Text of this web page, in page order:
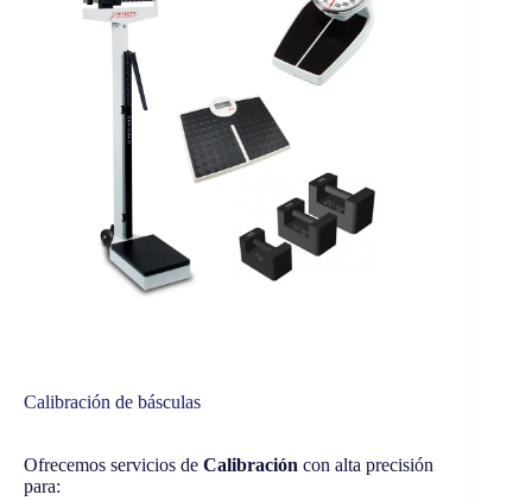
Calibración de básculas
Ofrecemos servicios de Calibración con alta precisión
para: